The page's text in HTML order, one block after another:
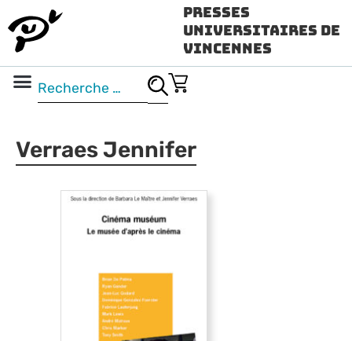
Presses
Universitaires de
Vincennes
Verraes Jennifer